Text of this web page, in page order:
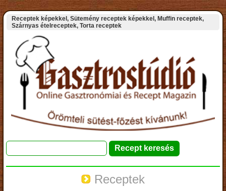
Receptek képekkel, Sütemény receptek képekkel, Muffin receptek,
Szárnyas ételreceptek, Torta receptek
Receptek